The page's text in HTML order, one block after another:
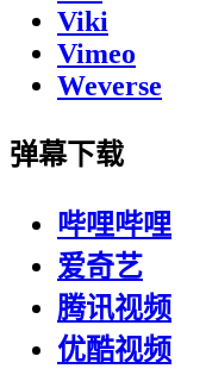
Viki
Vimeo
Weverse
弹幕下载
哔哩哔哩
爱奇艺
腾讯视频
优酷视频